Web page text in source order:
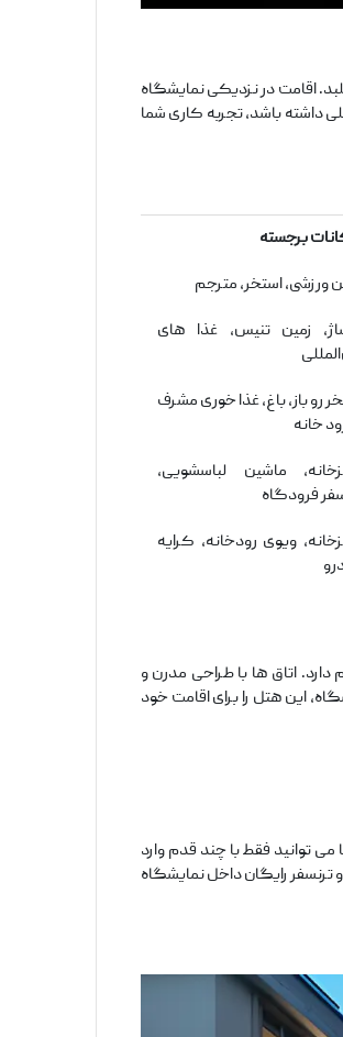
اقامت در نزدیکی نمایشگاه
داشته باشد، تجربه کاری شما
برجسته
ورزشی، استخر، مترجم
زمین تنیس، غذا های
رو باز، باغ، غذا خوری مشرف
خانه
ماشین لباسشویی،
فرودگاه
ویوی رودخانه، کرایه
اتاق ‌ها با طراحی مدرن و
تا بسیاری از شرکت ‌کنندگان نمایشگاه، این هتل را برای اقامت خود
فقط با چند قدم وارد
رایگان داخل نمایشگاه